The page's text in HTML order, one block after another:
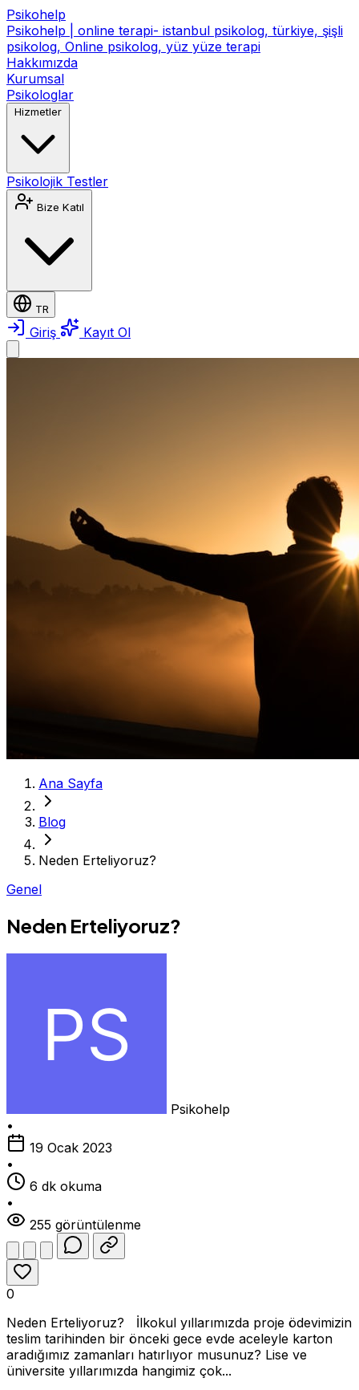
Psikohelp
Psikohelp | online terapi- istanbul psikolog, türkiye, şişli
psikolog, Online psikolog, yüz yüze terapi
Hakkımızda
Kurumsal
Psikologlar
Hizmetler
Psikolojik Testler
Bize Katıl
TR
Giriş Kayıt Ol
Ana Sayfa
Blog
Neden Erteliyoruz?
Genel
Neden Erteliyoruz?
Psikohelp
•
19 Ocak 2023
•
6 dk okuma
•
255 görüntülenme
0
Neden Erteliyoruz? İlkokul yıllarımızda proje ödevimizin
teslim tarihinden bir önceki gece evde aceleyle karton
aradığımız zamanları hatırlıyor musunuz? Lise ve
üniversite yıllarımızda hangimiz çok...